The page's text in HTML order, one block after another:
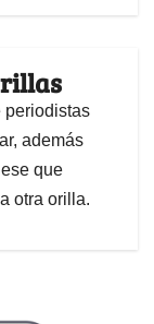
periodistas
además
que
otra orilla.